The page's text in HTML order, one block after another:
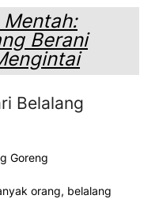
Mentah:
Berani
Belalang
orang, belalang